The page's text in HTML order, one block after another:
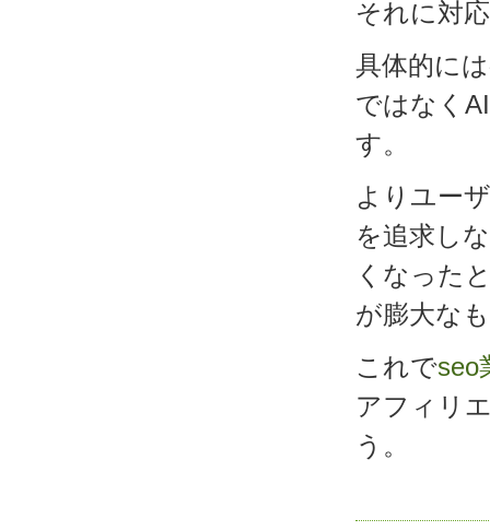
それに対
具体的に
ではなく
す。
よりユー
を追求し
くなった
が膨大な
これでseo
アフィリ
う。